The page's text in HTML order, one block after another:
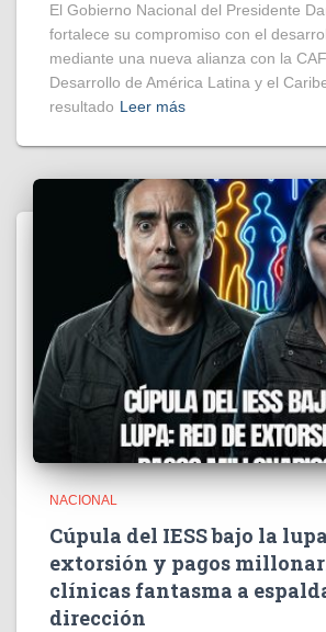
El Gobierno Nacional del Presidente
fortalece su compromiso con el
mediante una nueva alianza con la
Desarrollo de América Latina y el
resultado Leer más
NACIONAL
Cúpula del IESS bajo la
extorsión y pagos
clínicas fantasma a
dirección